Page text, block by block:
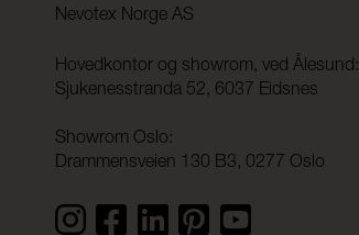
Nevotex Norge AS
Hovedkontor og showrom, ved Ålesund:
Sjukenesstranda 52, 6037 Eidsnes
Showrom Oslo:
Drammensveien 130 B3, 0277 Oslo